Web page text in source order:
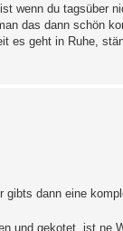
wenn du tagsüber
das dann schön
es geht in Ruhe,
dann eine
und gekotet, ist ne